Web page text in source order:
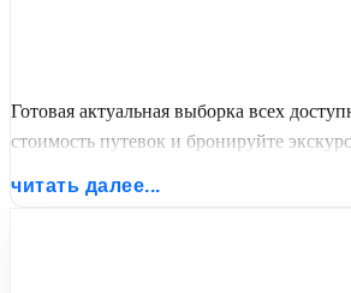
Готовая актуальная выборка всех
стоимость путевок и бронируйте
читать далее...